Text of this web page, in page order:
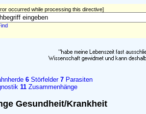
occurred while processing this directive]
6 Störfelder 7 Parasiten
11 Zusammenhänge
Gesundheit/Krankheit